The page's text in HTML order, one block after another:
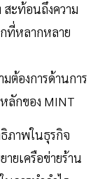
ะท้อนถึงความ
ที่หลากหลาย
ต้องการด้านการ
ลักของ MINT
ภาพในธุรกิจ
ายเครือข่ายร้าน